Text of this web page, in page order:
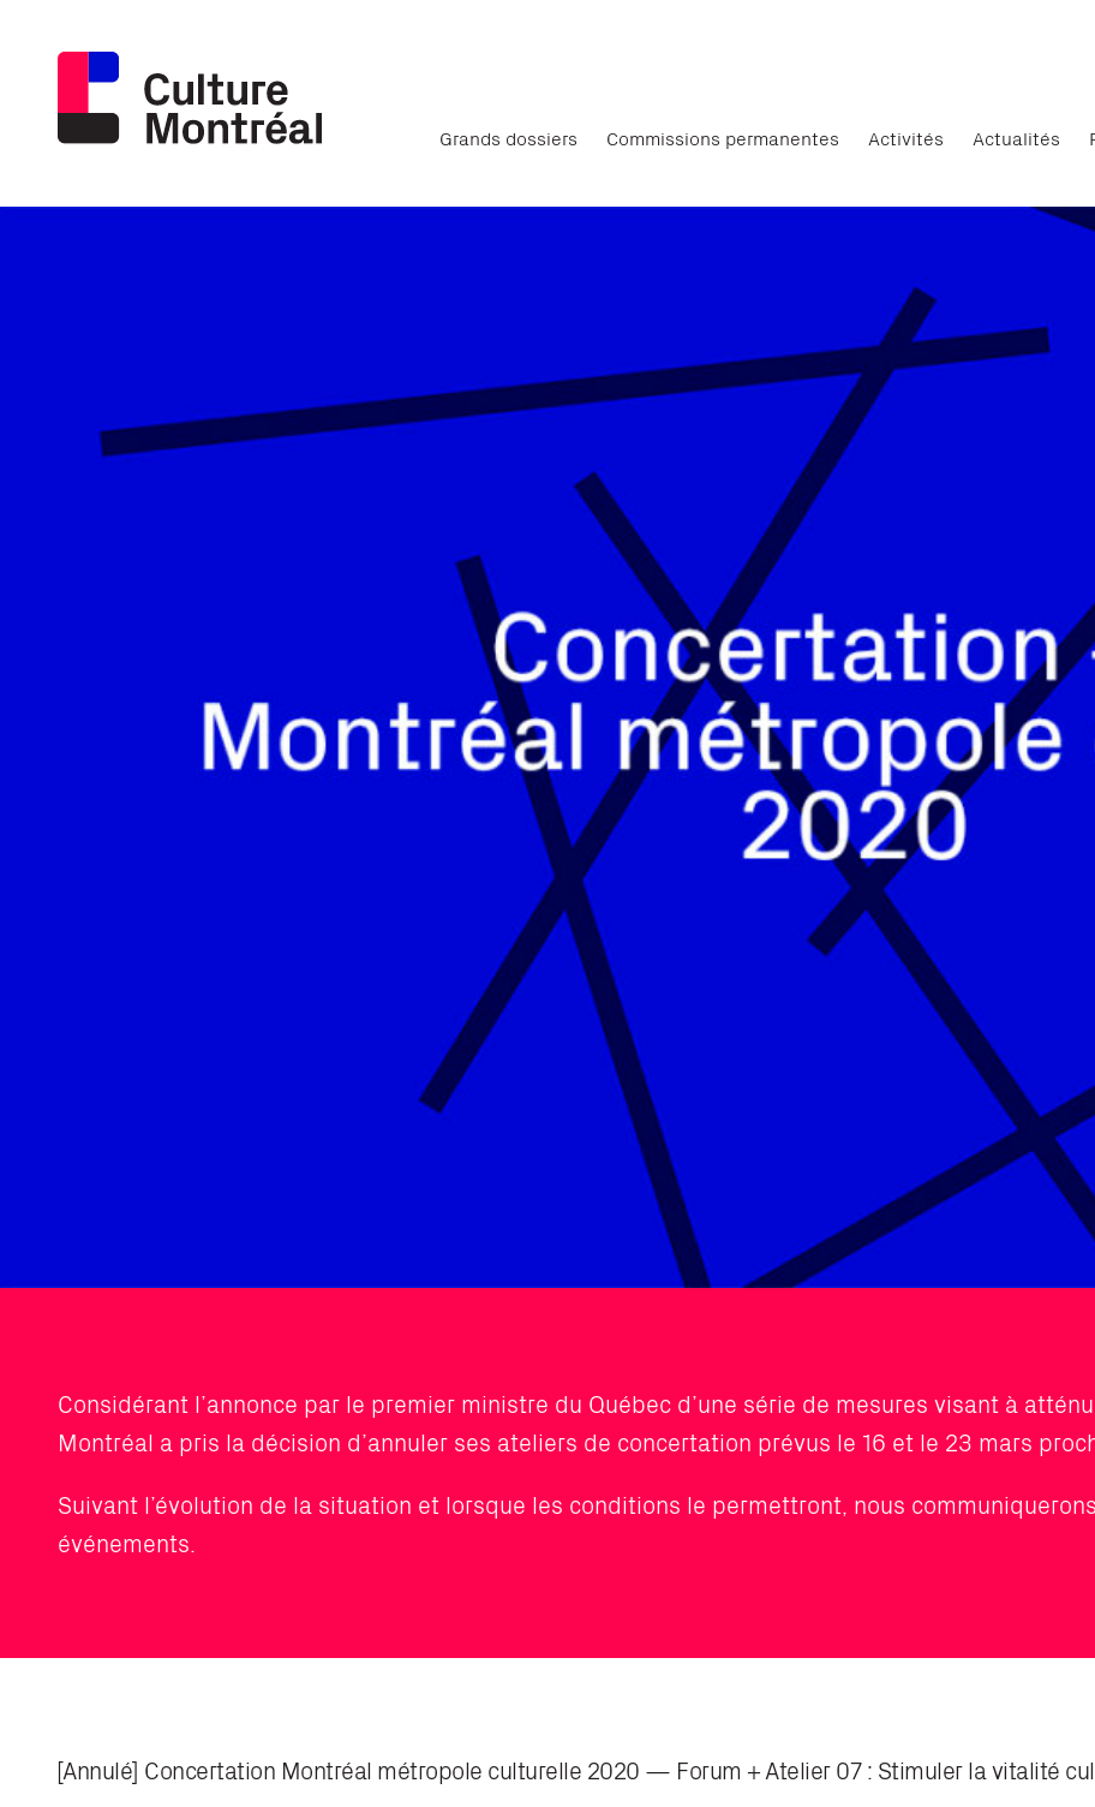
Grands dossiers Commissions permanentes Activités Actualités
Considérant l’annonce par le premier ministre du Québec d’une série de mesures visant à
Montréal a pris la décision d’annuler ses ateliers de concertation prévus le 16 et le 23 mars
Suivant l’évolution de la situation et lorsque les conditions le permettront, nous
événements.
[Annulé] Concertation Montréal métropole culturelle 2020 — Forum + Atelier 07 : Stimuler la vitalité